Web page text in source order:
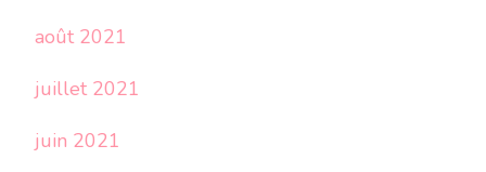
août 2021
juillet 2021
juin 2021